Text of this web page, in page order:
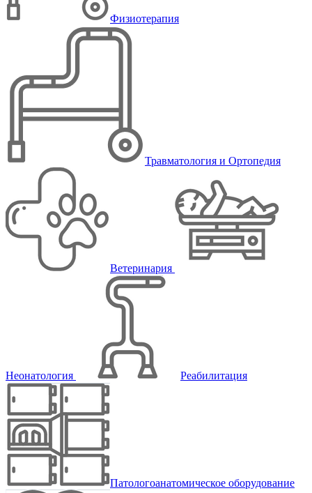
Физиотерапия
Травматология и Ортопедия
Ветеринария
Неонатология Реабилитация
Патологоанатомическое оборудование